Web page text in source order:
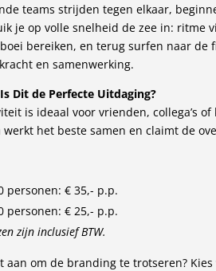
teams strijden tegen elkaar,
je op volle snelheid de zee in: ritme
bereiken, en terug surfen naar de
en samenwerking.
Dit de Perfecte Uitdaging?
is ideaal voor vrienden, collega’s
werkt het beste samen en claimt de
personen: € 35,- p.p.
personen: € 25,- p.p.
zijn inclusief BTW.
aan om de branding te trotseren?